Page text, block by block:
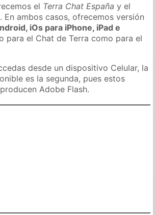
el Terra Chat España y el
En ambos casos, ofrecemos versión
iOs para iPhone, iPad e
para el Chat de Terra como para el
desde un dispositivo Celular, la
es la segunda, pues estos
Adobe Flash.